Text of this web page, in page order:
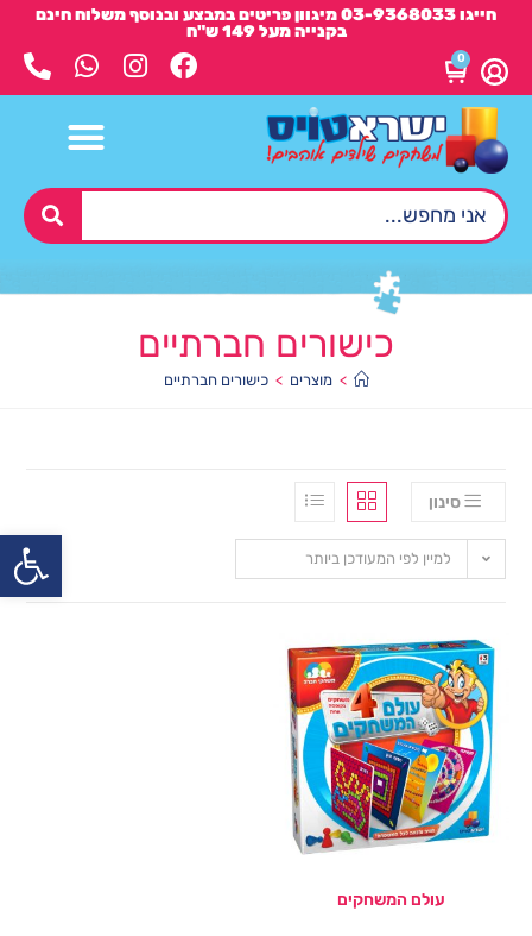
חייגו 03-9368033 מיגוון פריטים במבצע ובנוסף משלוח חינם
בקנייה מעל 149 ש"ח
0
כישורים חברתיים
> מוצרים > כישורים חברתיים
סינון
למיין לפי המעודכן ביותר
עולם המשחקים